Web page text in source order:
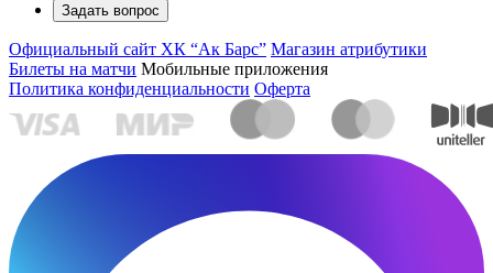
Задать вопрос
Официальный сайт ХК “Ак Барс” Магазин атрибутики
Билеты на матчи Мобильные приложения
Политика конфиденциальности Оферта